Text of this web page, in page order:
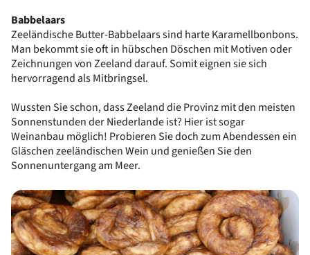
Babbelaars
Zeeländische Butter-Babbelaars sind harte Karamellbonbons.
Man bekommt sie oft in hübschen Döschen mit Motiven oder
Zeichnungen von Zeeland darauf. Somit eignen sie sich
hervorragend als Mitbringsel.
Wussten Sie schon, dass Zeeland die Provinz mit den meisten
Sonnenstunden der Niederlande ist? Hier ist sogar
Weinanbau möglich! Probieren Sie doch zum Abendessen ein
Gläschen zeeländischen Wein und genießen Sie den
Sonnenuntergang am Meer.